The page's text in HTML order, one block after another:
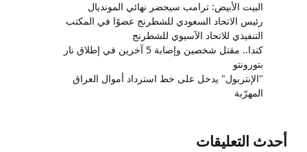
البيت الأبيض: ترامب سيحضر نهائي المونديال
رئيس الاتحاد السعودي للشطرنج عضوًا في المكتب
التنفيذي للاتحاد الآسيوي للشطرنج
كندا.. مقتل شخصين وإصابة 5 آخرين في إطلاق نار
بتورونتو
"الإنتربول" يدخل على خط استرداد أموال العراق
المهرّبة
أحدث التعليقات